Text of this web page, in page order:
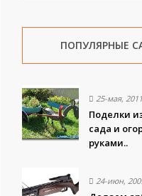
ПОПУЛЯРНЫЕ
25-мая,
Поделки
сада и
руками..
24-июн,